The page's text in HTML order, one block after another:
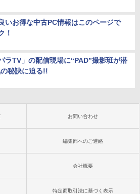
いお得な中古PC情報はこのページで
！
ラTV」の配信現場に“PAD”撮影班が潜
秘訣に迫る!!
お問い合わせ
編集部へのご連絡
会社概要
特定商取引法に基づく表示